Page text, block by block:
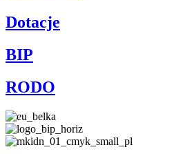
Dotacje
BIP
RODO